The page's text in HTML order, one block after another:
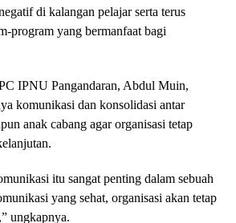
di kalangan pelajar serta terus
program yang bermanfaat bagi
IPNU Pangandaran, Abdul Muin,
komunikasi dan konsolidasi antar
anak cabang agar organisasi tetap
itu sangat penting dalam sebuah
yang sehat, organisasi akan tetap
ungkapnya.